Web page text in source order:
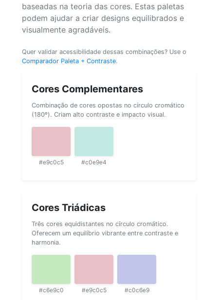
baseadas na teoria das cores. Estas paletas
podem ajudar a criar designs equilibrados e
visualmente agradáveis.
Quer validar acessibilidade dessas combinações? Use o
Comparador Paleta + Contraste.
Cores Complementares
Combinação de cores opostas no círculo cromático
(180º). Criam alto contraste e impacto visual.
#e9c0c5 #c0e9e4
Cores Triádicas
Três cores equidistantes no círculo cromático.
Oferecem um equilíbrio vibrante entre contraste e
harmonia.
#c6e9c0 #e9c0c5 #c0c6e9